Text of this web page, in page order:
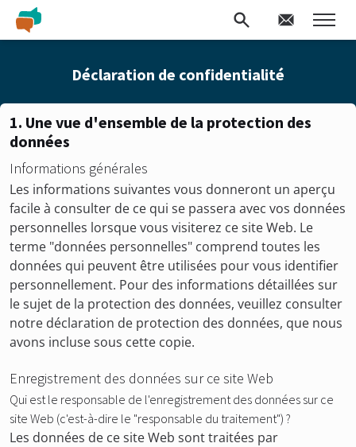
Déclaration de confidentialité
1. Une vue d'ensemble de la protection des
données
Informations générales
Les informations suivantes vous donneront un aperçu
facile à consulter de ce qui se passera avec vos données
personnelles lorsque vous visiterez ce site Web. Le
terme "données personnelles" comprend toutes les
données qui peuvent être utilisées pour vous identifier
personnellement. Pour des informations détaillées sur
le sujet de la protection des données, veuillez consulter
notre déclaration de protection des données, que nous
avons incluse sous cette copie.
Enregistrement des données sur ce site Web
Qui est le responsable de l'enregistrement des données sur ce
site Web (c'est-à-dire le "responsable du traitement") ?
Les données de ce site Web sont traitées par